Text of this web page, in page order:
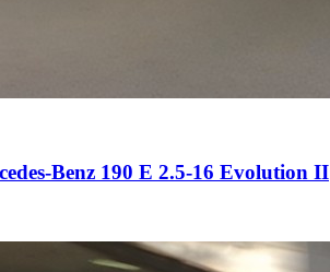
Benz 190 E 2.5-16 Evolution II